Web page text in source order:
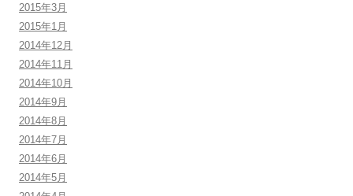
2015年3月
2015年1月
2014年12月
2014年11月
2014年10月
2014年9月
2014年8月
2014年7月
2014年6月
2014年5月